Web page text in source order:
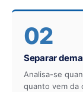
02
Separar
Analisa-se
quanto vem da